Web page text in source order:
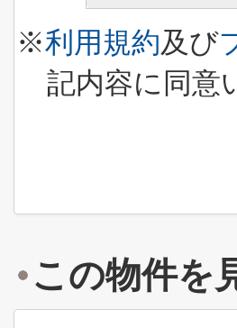
※利用規約及び
記内容に同意
この物件を